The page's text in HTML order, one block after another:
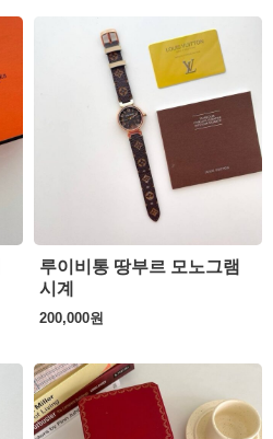
루이비통 땅부르 모노그램
시계
200,000원